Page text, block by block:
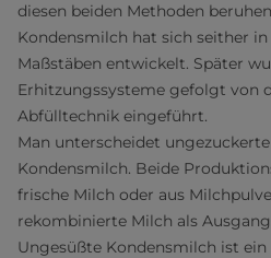
diesen beiden Methoden
Kondensmilch hat sich seither
Maßstäben entwickelt. Später
Erhitzungssysteme gefolgt von
Abfülltechnik eingeführt.
Man unterscheidet
Kondensmilch. Beide
frische Milch oder aus
rekombinierte Milch als
Ungesüßte Kondensmilch ist